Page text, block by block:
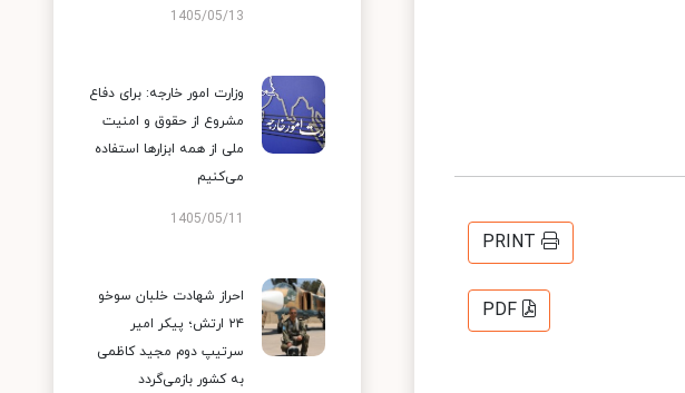
PRINT
PDF
1405/05/13
وزارت امور خارجه: برای دفاع
مشروع از حقوق و امنیت
ملی از همه ابزارها استفاده
می‌کنیم
1405/05/11
احراز شهادت خلبان سوخو
۲۴ ارتش؛ پیکر امیر
سرتیپ دوم مجید کاظمی
به کشور بازمی‌گردد